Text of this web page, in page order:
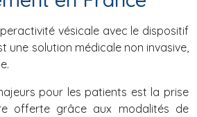
vésicale avec le dispositif
une solution médicale non invasive,
pour les patients est la prise
offerte grâce aux modalités de